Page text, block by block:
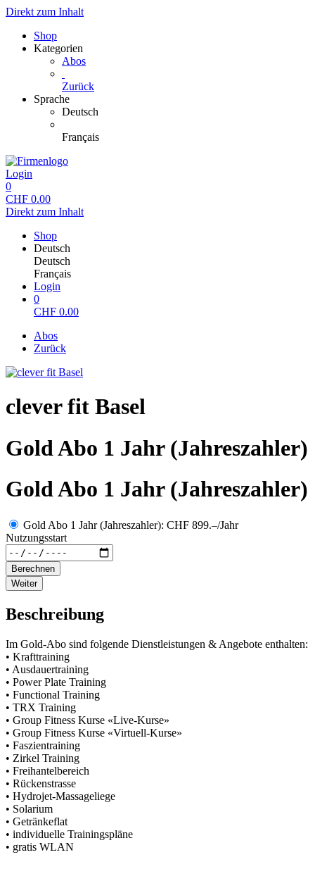
Direkt zum Inhalt
Shop
Kategorien
Abos
Zurück
Sprache
Deutsch
Français
Login
0
CHF 0.00
Direkt zum Inhalt
Shop
Deutsch
Deutsch
Français
Login
0
CHF 0.00
Abos
Zurück
clever fit Basel
Gold Abo 1 Jahr (Jahreszahler)
Gold Abo 1 Jahr (Jahreszahler)
Gold Abo 1 Jahr (Jahreszahler): CHF 899.–/Jahr
Nutzungsstart
Berechnen
Weiter
Beschreibung
Im Gold-Abo sind folgende Dienstleistungen & Angebote enthalten:
• Krafttraining
• Ausdauertraining
• Power Plate Training
• Functional Training
• TRX Training
• Group Fitness Kurse «Live-Kurse»
• Group Fitness Kurse «Virtuell-Kurse»
• Faszientraining
• Zirkel Training
• Freihantelbereich
• Rückenstrasse
• Hydrojet-Massageliege
• Solarium
• Getränkeflat
• individuelle Trainingspläne
• gratis WLAN